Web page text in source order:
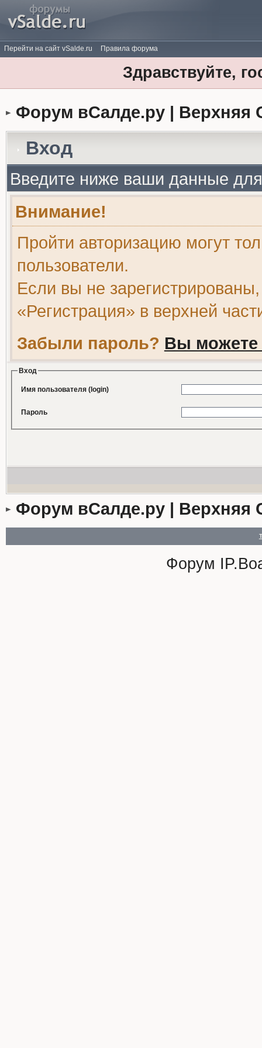
Перейти на сайт vSalde.ru Правила форума
Здравствуйте,
Форум вСалде.ру | Верхняя
Вход
Введите ниже ваши данные
Внимание!
Пройти авторизацию могут
пользователи.
Если вы не
«Регистрация» в верхней
Забыли пароль? Вы можете
Вход
Имя пользователя (login)
Пароль
Форум вСалде.ру | Верхняя
Форум